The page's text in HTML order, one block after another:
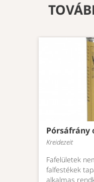
Pórsáfrány
Kreidezeit
Fafelületek
falfestékek
alkalmas